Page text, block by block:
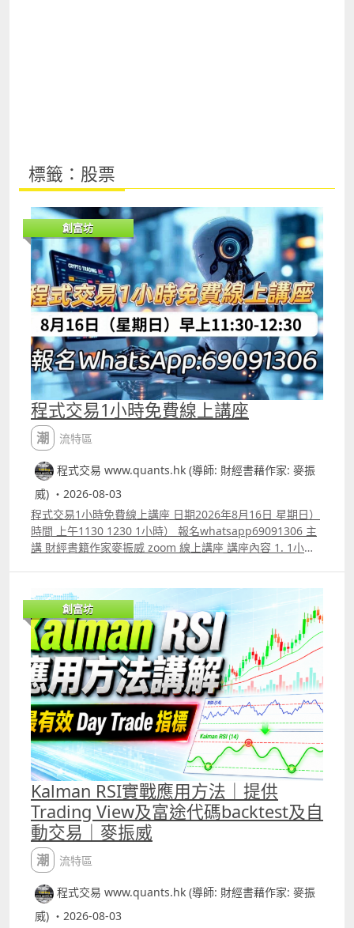
標籤：股票
創富坊
程式交易1小時免費線上講座
潮流特區
程式交易 www.quants.hk (導師: 財經書藉作家: 麥振
威) ・2026-08-03
程式交易1小時免費線上講座 日期2026年8月16日 星期日）
時間 上午1130 1230 1小時） 報名whatsapp69091306 主
講 財經書籍作家麥振威 zoom 線上講座 講座內容 1. 1小時
View策略的AI agent應用 4. ICT策略改良版勝率達80.8%的
原理 5.如何快速將pine script寫的交易策略轉為python版
本 6.如何快速學懂用python寫運用排盤市場深度數據的交
易策略autotrade 7.期指盤路分析原理講解 報名whatspp
69091306 或電郵paul.mark881@gmail.com
創富坊
Kalman RSI實戰應用方法｜提供
Trading View及富途代碼backtest及自
動交易｜麥振威
潮流特區
程式交易 www.quants.hk (導師: 財經書藉作家: 麥振
威) ・2026-08-03